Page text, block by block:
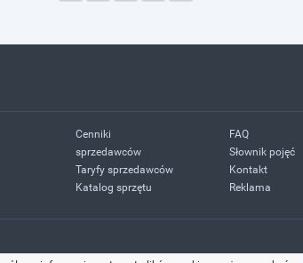
Cenniki
sprzedawców
Taryfy sprzedawców
Katalog sprzętu
FAQ
Słownik pojęć
Kontakt
Reklama